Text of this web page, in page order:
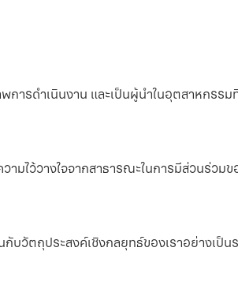
ารดําเนินงาน และเป็นผู้นําในอุตสาหกรร
มไว้วางใจจากสาธารณะในการมีส่วนร่ว
บวัตถุประสงค์เชิงกลยุทธ์ของเราอย่างเป็น